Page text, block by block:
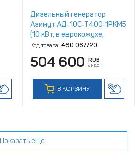
Дизельный генератор
Азимут АД‑10С‑Т400‑1РКM5
(10 кВт, в еврокожухе,
двигатель Quanchai)
Код товара: 460.067720
504 600 RUB
с НДС
В КОРЗИНУ
Показать ещё